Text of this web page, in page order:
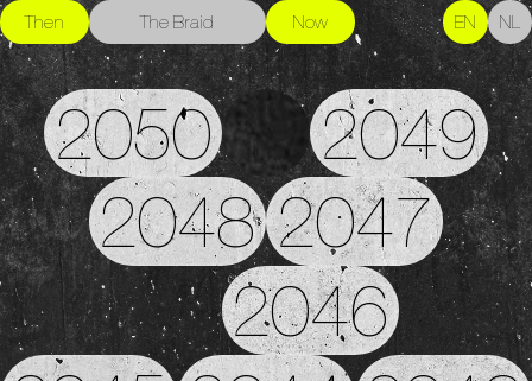
Then The Braid Now EN NL
2050
2049
2048 2047
2046